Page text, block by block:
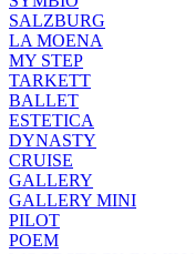
SALZBURG
LA MOENA
MY STEP
TARKETT
BALLET
ESTETICA
DYNASTY
CRUISE
GALLERY
GALLERY MINI
PILOT
POEM